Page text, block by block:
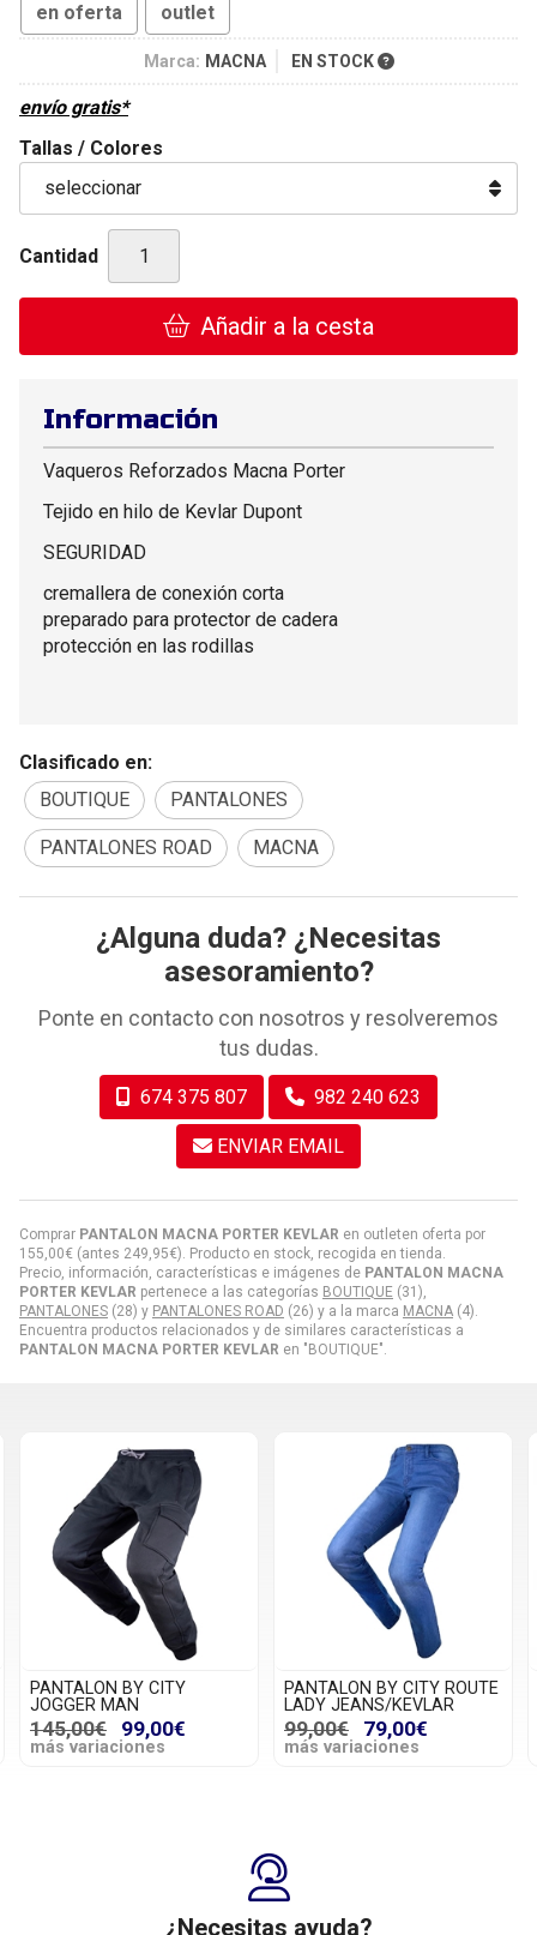
en oferta outlet
Marca: MACNA EN STOCK
envío gratis*
Tallas / Colores
Cantidad
Añadir a la cesta
Comprar PANTALON MACNA PORTER KEVLAR en outleten oferta por
155,00€ (antes 249,95€). Producto en stock, recogida en tienda.
Precio, información, características e imágenes de PANTALON MACNA
PORTER KEVLAR pertenece a las categorías BOUTIQUE (31),
PANTALONES (28) y PANTALONES ROAD (26) y a la marca MACNA (4).
Encuentra productos relacionados y de similares características a
PANTALON MACNA PORTER KEVLAR en "BOUTIQUE".
Información
Vaqueros Reforzados Macna Porter
Tejido en hilo de Kevlar Dupont
SEGURIDAD
cremallera de conexión corta
preparado para protector de cadera
protección en las rodillas
Clasificado en:
BOUTIQUE
PANTALONES
PANTALONES ROAD MACNA
¿Alguna duda? ¿Necesitas
asesoramiento?
Ponte en contacto con nosotros y resolveremos
tus dudas.
674 375 807 982 240 623
ENVIAR EMAIL
PANTALON BY CITY ROUTE
LADY JEANS/KEVLAR
99,00€ 79,00€
más variaciones
PANTALON BY CITY SHIELD
STONE MAN
197,99€ 139,00€
más variaciones
¿Necesitas ayuda?